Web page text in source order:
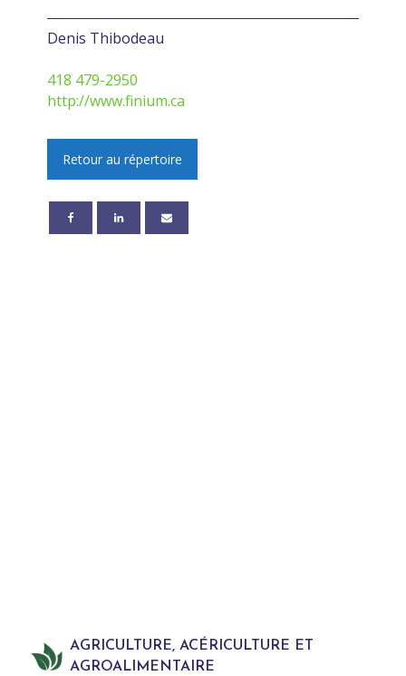
Denis Thibodeau
418 479-2950
http://www.finium.ca
Retour au répertoire
AGRICULTURE, ACÉRICULTURE ET
AGROALIMENTAIRE